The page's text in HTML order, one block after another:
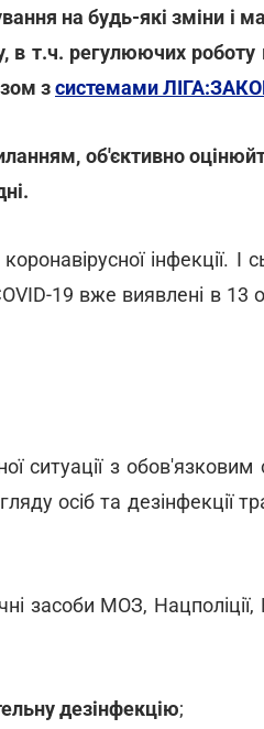
на будь-які зміни і
в т.ч. регулюючих роботу
зсистемами
об'єктивно
інфекції. І
19 вже виявлені в 13
ситуації з обов'язковим
осіб та дезінфекції
засоби МОЗ, Нацполіції,
дезінфекцію;